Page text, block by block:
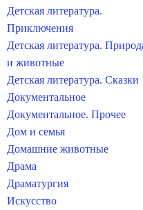
Детская литература.
Приключения
Детская литература.
и животные
Детская литература. Сказки
Документальное
Документальное. Прочее
Дом и семья
Домашние животные
Драма
Драматургия
Искусство